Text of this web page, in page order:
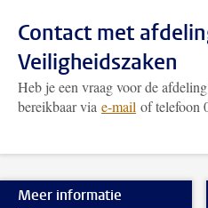
Contact met
Veiligheidszaken
Heb je een vraag voor de
bereikbaar via e-mail of telefoon
Meer informatie